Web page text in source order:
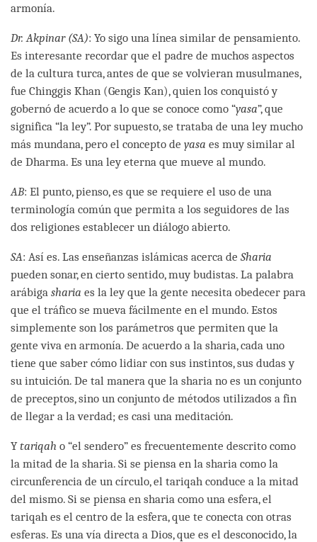
armonía.
Dr. Akpinar (SA): Yo sigo una línea similar de pensamiento.
Es interesante recordar que el padre de muchos aspectos
de la cultura turca, antes de que se volvieran musulmanes,
fue Chinggis Khan (Gengis Kan), quien los conquistó y
gobernó de acuerdo a lo que se conoce como “yasa”, que
significa “la ley”. Por supuesto, se trataba de una ley mucho
más mundana, pero el concepto de yasa es muy similar al
de Dharma. Es una ley eterna que mueve al mundo.
AB: El punto, pienso, es que se requiere el uso de una
terminología común que permita a los seguidores de las
dos religiones establecer un diálogo abierto.
SA: Así es. Las enseñanzas islámicas acerca de Sharia
pueden sonar, en cierto sentido, muy budistas. La palabra
arábiga sharia es la ley que la gente necesita obedecer para
que el tráfico se mueva fácilmente en el mundo. Estos
simplemente son los parámetros que permiten que la
gente viva en armonía. De acuerdo a la sharia, cada uno
tiene que saber cómo lidiar con sus instintos, sus dudas y
su intuición. De tal manera que la sharia no es un conjunto
de preceptos, sino un conjunto de métodos utilizados a fin
de llegar a la verdad; es casi una meditación.
Ytariqah o “el sendero” es frecuentemente descrito como
la mitad de la sharia. Si se piensa en la sharia como la
circunferencia de un círculo, el tariqah conduce a la mitad
del mismo. Si se piensa en sharia como una esfera, el
tariqah es el centro de la esfera, que te conecta con otras
esferas. Es una vía directa a Dios, que es el desconocido, la